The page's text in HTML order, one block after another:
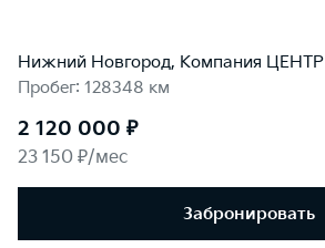
Нижний Новгород, Компания ЦЕНТР
Пробег: 128348 км
2 120 000 ₽
23 150 ₽/мес
Забронировать